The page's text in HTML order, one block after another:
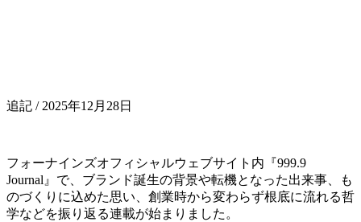
追記 / 2025年12月28日
フォーナインズオフィシャルウェブサイト内『999.9
Journal』で、ブランド誕生の背景や転機となった出来事、も
のづくりに込めた思い、創業時から変わらず根底に流れる哲
学などを振り返る連載が始まりました。